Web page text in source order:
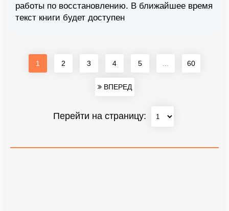
работы по восстановлению. В ближайшее время
текст книги будет доступен
1 2 3 4 5 60
ВПЕРЕД
Перейти на страницу: